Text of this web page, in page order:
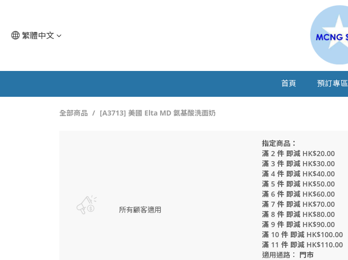
繁體中文
首頁 預訂專區
全部商品 [A3713] 美國 Elta MD 氨基酸洗面奶
所有顧客適用
指定商品：
滿 2 件 即減 HK$20.00
滿 3 件 即減 HK$30.00
滿 4 件 即減 HK$40.00
滿 5 件 即減 HK$50.00
滿 6 件 即減 HK$60.00
滿 7 件 即減 HK$70.00
滿 8 件 即減 HK$80.00
滿 9 件 即減 HK$90.00
滿 10 件 即減 HK$100.00
滿 11 件 即減 HK$110.00
適用通路： 門市